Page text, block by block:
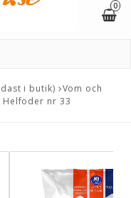
0
i butik)
Vom och
Helfoder nr 33